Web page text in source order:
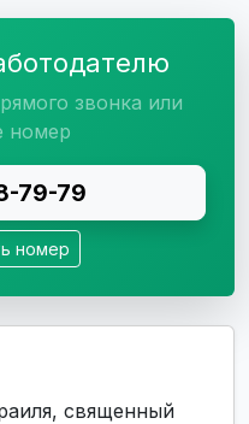
звонка или
номер
79-79
номер
священный